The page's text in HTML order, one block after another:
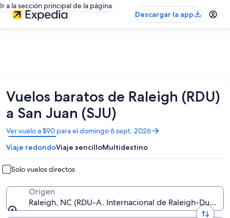
Ir a la sección principal de la página
Descargar la app
Vuelos baratos de Raleigh (RDU)
a San Juan (SJU)
Ver vuelo a $90 para el domingo 6 sept. 2026
Se
abrirá
en
una
nueva
ventana
Viaje redondoViaje sencilloMultidestino
Solo vuelos directos
Origen
Raleigh, NC (RDU-A. Internacional de Raleigh-